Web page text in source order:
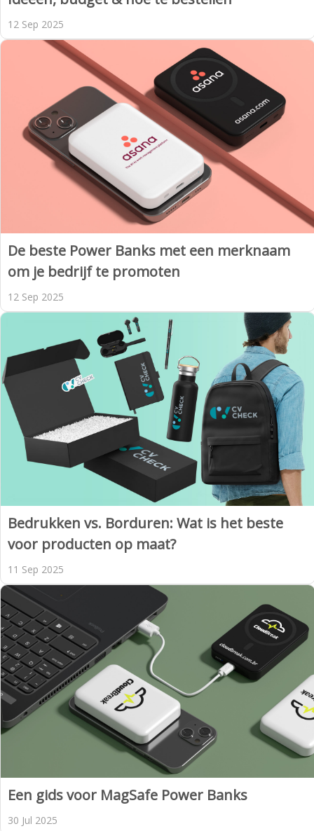
12 Sep 2025
De beste Power Banks met een merknaam
om je bedrijf te promoten
12 Sep 2025
Bedrukken vs. Borduren: Wat is het beste
voor producten op maat?
11 Sep 2025
Een gids voor MagSafe Power Banks
30 Jul 2025